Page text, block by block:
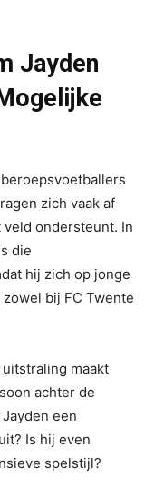
Jayden
zich vaak af
ondersteunt. In
die
hij zich op jonge
bij FC Twente
maakt
achter de
een
Is hij even
spelstijl?